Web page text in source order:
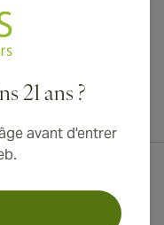
21 ans ?
avant d'entrer
Canada, le Royaume-Uni